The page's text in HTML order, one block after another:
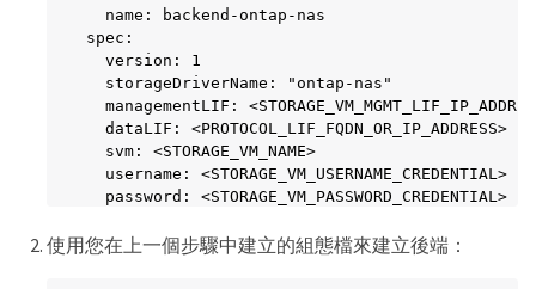
  name: backend-ontap-nas
spec:
  version: 1
  storageDriverName: "ontap-nas"
managementLIF:
  dataLIF: <PROTOCOL_LIF_FQDN_OR_IP_ADDRESS>
  svm: <STORAGE_VM_NAME>
  username: <STORAGE_VM_USERNAME_CREDENTIAL>
  password: <STORAGE_VM_PASSWORD_CREDENTIAL>
nfsMountOptions: ["sec=krb5i"] #can be krb5,
使用您在上一個步驟中建立的組態檔來建立後端：